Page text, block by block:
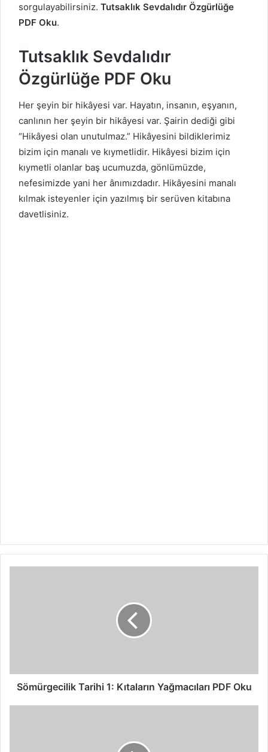
sorgulayabilirsiniz. Tutsaklık Sevdalıdır Özgürlüğe
PDF Oku.
Tutsaklık Sevdalıdır
Özgürlüğe PDF Oku
Her şeyin bir hikâyesi var. Hayatın, insanın, eşyanın,
canlının her şeyin bir hikâyesi var. Şairin dediği gibi
“Hikâyesi olan unutulmaz.” Hikâyesini bildiklerimiz
bizim için manalı ve kıymetlidir. Hikâyesi bizim için
kıymetli olanlar baş ucumuzda, gönlümüzde,
nefesimizde yani her ânımızdadır. Hikâyesini manalı
kılmak isteyenler için yazılmış bir serüven kitabına
davetlisiniz.
Sömürgecilik Tarihi 1: Kıtaların Yağmacıları PDF Oku